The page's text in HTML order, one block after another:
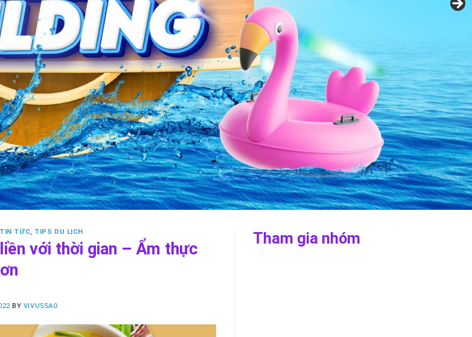
TIN TỨC, TIPS DU LỊCH
với thời gian – Ẩm thực
BY VIVU5SAO
Tham gia nhóm